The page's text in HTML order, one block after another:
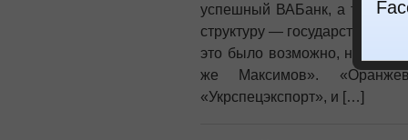
успешный ВАБанк, а также
структуру —
это было возможно, никто не
же Максимов».
«Укрспецэкспорт», и […]